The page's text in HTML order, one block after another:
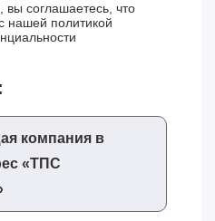
вы соглашаетесь, что
нашей политикой
компания в
«‎ТПС